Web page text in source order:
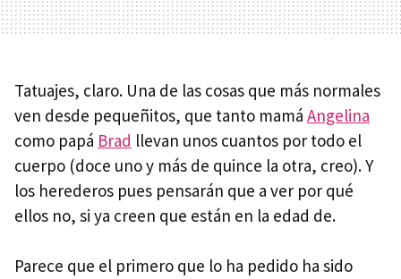
Tatuajes, claro. Una de las cosas que más normales
ven desde pequeñitos, que tanto mamá Angelina
como papá Brad llevan unos cuantos por todo el
cuerpo (doce uno y más de quince la otra, creo). Y
los herederos pues pensarán que a ver por qué
ellos no, si ya creen que están en la edad de.
Parece que el primero que lo ha pedido ha sido